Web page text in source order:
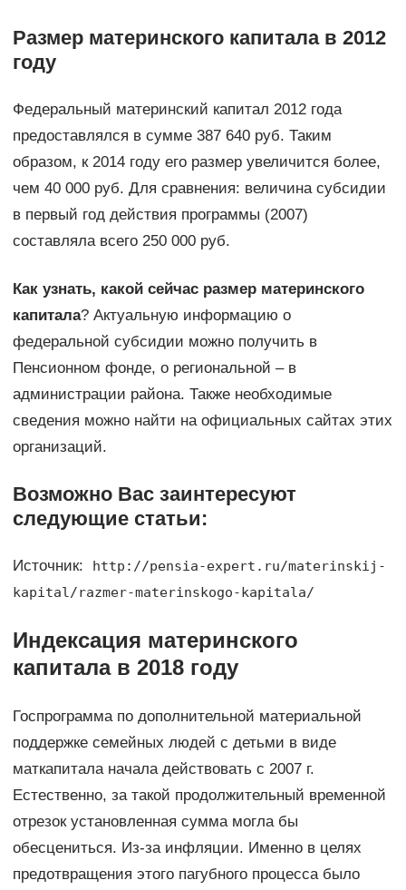
Размер материнского капитала в 2012
году
Федеральный материнский капитал 2012 года
предоставлялся в сумме 387 640 руб. Таким
образом, к 2014 году его размер увеличится более,
чем 40 000 руб. Для сравнения: величина субсидии
в первый год действия программы (2007)
составляла всего 250 000 руб.
Как узнать, какой сейчас размер материнского
капитала? Актуальную информацию о
федеральной субсидии можно получить в
Пенсионном фонде, о региональной – в
администрации района. Также необходимые
сведения можно найти на официальных сайтах этих
организаций.
Возможно Вас заинтересуют
следующие статьи:
Источник:
http://pensia-expert.ru/materinskij-
kapital/razmer-materinskogo-kapitala/
Индексация материнского
капитала в 2018 году
Госпрограмма по дополнительной материальной
поддержке семейных людей с детьми в виде
маткапитала начала действовать с 2007 г.
Естественно, за такой продолжительный временной
отрезок установленная сумма могла бы
обесцениться. Из-за инфляции. Именно в целях
предотвращения этого пагубного процесса было